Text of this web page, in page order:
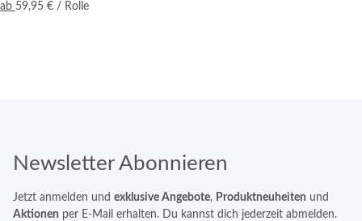
ab 59,95 € / Rolle
Newsletter Abonnieren
Jetzt anmelden und exklusive Angebote, Produktneuheiten und
Aktionen per E-Mail erhalten. Du kannst dich jederzeit abmelden.